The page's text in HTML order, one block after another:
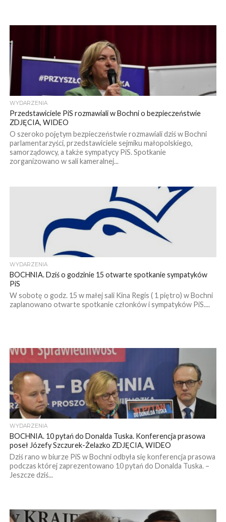
WYDARZENIA
Przedstawiciele PiS rozmawiali w Bochni o bezpieczeństwie
ZDJĘCIA, WIDEO
O szeroko pojętym bezpieczeństwie rozmawiali dziś w Bochni
parlamentarzyści, przedstawiciele sejmiku małopolskiego,
samorządowcy, a także sympatycy PiS. Spotkanie
zorganizowano w sali kameralnej...
WYDARZENIA
BOCHNIA. Dziś o godzinie 15 otwarte spotkanie sympatyków
PiS
W sobotę o godz. 15 w małej sali Kina Regis ( 1 piętro) w Bochni
zaplanowano otwarte spotkanie członków i sympatyków PiS....
WYDARZENIA
BOCHNIA. 10 pytań do Donalda Tuska. Konferencja prasowa
poseł Józefy Szczurek-Żelazko ZDJĘCIA, WIDEO
Dziś rano w biurze PiS w Bochni odbyła się konferencja prasowa
podczas której zaprezentowano 10 pytań do Donalda Tuska. –
Jeszcze dziś...